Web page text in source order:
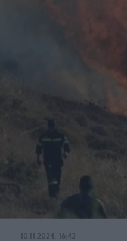
10.11.2024, 16:43